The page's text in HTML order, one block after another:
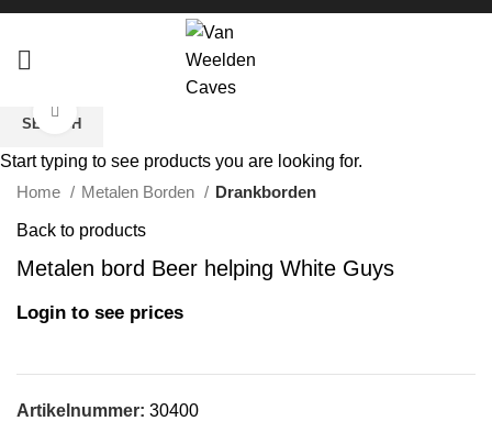
Home Metalen Borden Drankborden
Back to products
Metalen bord Beer helping White Guys
Login to see prices
Artikelnummer: 30400
SEARCH
Start typing to see products you are looking for.